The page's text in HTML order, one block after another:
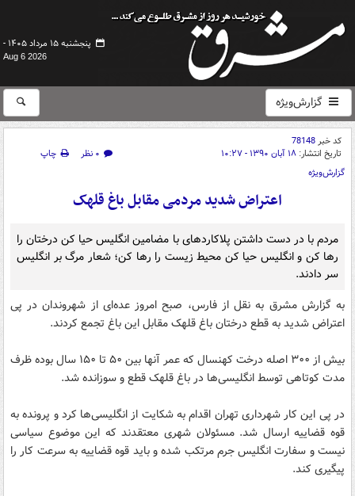
پنجشنبه ۱۵ مرداد ۱۴۰۵ -
Aug 6 2026
گزارش‌ویژه
کد خبر78148
تاریخ انتشار: ۱۸ آبان ۱۳۹۰ - ۱۰:۲۷ ۰ نظر
چاپ
گزارش‌ویژه
اعتراض شدید مردمی مقابل باغ قلهک
مردم با در دست داشتن پلاکاردهای با مضامین انگلیس حیا کن درختان را
رها کن و انگلیس حیا کن محیط زیست را رها کن؛ شعار مرگ بر انگلیس
سر دادند.
به گزارش مشرق به نقل از فارس، صبح امروز عده‌ای از شهروندان در پی
اعتراض شدید به قطع درختان باغ قلهک مقابل این باغ تجمع کردند.
بیش از ۳۰۰ اصله درخت کهنسال که عمر آنها بین ۵۰ تا ۱۵۰ سال بوده ظرف
مدت کوتاهی توسط انگلیسی‌ها در باغ قلهک قطع و سوزانده شد.
در پی این کار شهرداری تهران اقدام به شکایت از انگلیسی‌ها کرد و پرونده به
قوه قضاییه ارسال شد. مسئولان شهری معتقدند که این موضوع سیاسی
نیست و سفارت انگلیس جرم مرتکب شده و باید قوه قضاییه به سرعت کار را
پیگیری کند.